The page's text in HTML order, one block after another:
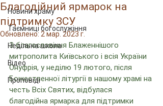
Новини храму
Таємниці богослужіння
Недільна школа
Відео
Проповіді
Благодійний ярмарок на
підтримку ЗСУ
Обновлено: 2 мар. 2023 г.
З благословіння Блаженнішого
митрополита Київського і всія України
Онуфрія, у неділю 19 лютого, після
Божественної літургії в нашому храмі на
честь Всіх Святих, відбулася
благодійна ярмарка для підтримки